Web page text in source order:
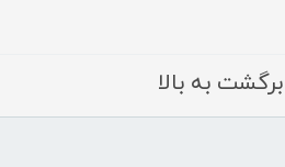
برگشت به بالا